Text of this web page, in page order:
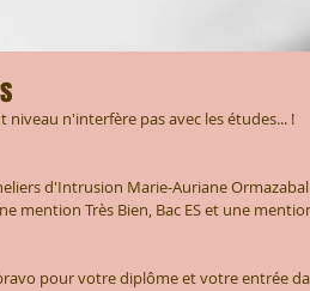
n'interfère pas avec les études... !
d'Intrusion Marie-Auriane
mention Très Bien, Bac ES et une
pour votre diplôme et votre entrée